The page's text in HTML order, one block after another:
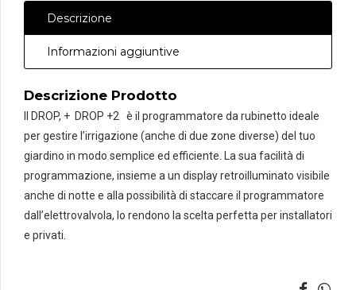
-
GREEN
Descrizione
Informazioni aggiuntive
Descrizione Prodotto
Il DROP, + DROP +2 è il programmatore da rubinetto ideale
per gestire l’irrigazione (anche di due zone diverse) del tuo
giardino in modo semplice ed efficiente. La sua facilità di
programmazione, insieme a un display retroilluminato visibile
anche di notte e alla possibilità di staccare il programmatore
dall’elettrovalvola, lo rendono la scelta perfetta per installatori
e privati.